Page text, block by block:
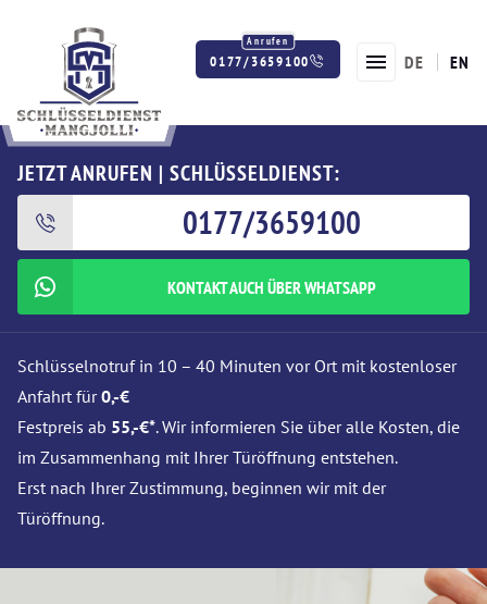
0177/3659100 DE EN
JETZT ANRUFEN | SCHLÜSSELDIENST:
0177/3659100
KONTAKT AUCH ÜBER WHATSAPP
Schlüsselnotruf in 10 – 40 Minuten vor Ort mit kostenloser
Anfahrt für0,-€
Festpreis ab 55,-€*. Wir informieren Sie über alle Kosten, die
im Zusammenhang mit Ihrer Türöffnung entstehen.
Erst nach Ihrer Zustimmung, beginnen wir mit der
Türöffnung.